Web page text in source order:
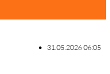
31.05.2026 06:05